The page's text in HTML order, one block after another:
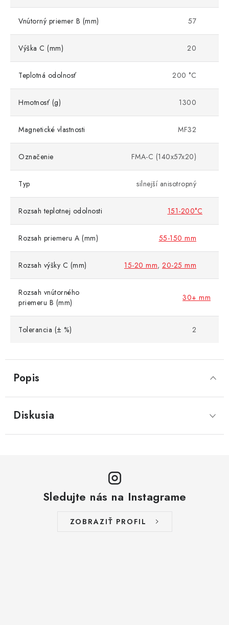
Popis
Vnútorný priemer B (mm) 57
Výška C (mm) 20
Teplotná odolnosť 200 °C
Hmotnosť (g) 1300
Magnetické vlastnosti MF32
Označenie FMA-C (140x57x20)
Typ silnejší anisotropný
Rozsah teplotnej odolnosti 151-200°C
Rozsah priemeru A (mm) 55-150 mm
Rozsah výšky C (mm) 15-20 mm, 20-25 mm
Rozsah vnútorného
priemeru B (mm)
30+ mm
Tolerancia (± %) 2
Diskusia
Sledujte nás na Instagrame
ZOBRAZIŤ PROFIL